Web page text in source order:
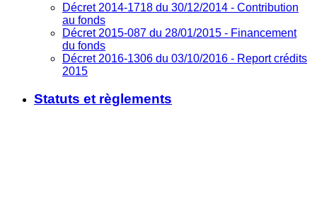
Décret 2014-1718 du 30/12/2014 - Contribution
au fonds
Décret 2015-087 du 28/01/2015 - Financement
du fonds
Décret 2016-1306 du 03/10/2016 - Report crédits
2015
Statuts et règlements